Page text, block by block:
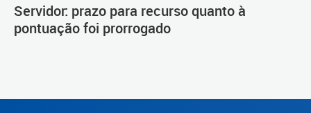
Servidor: prazo para recurso quanto à
pontuação foi prorrogado